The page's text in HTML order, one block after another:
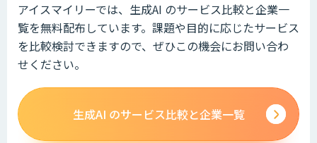
アイスマイリーでは、生成AI のサービス比較と企業一
覧を無料配布しています。課題や目的に応じたサービス
を比較検討できますので、ぜひこの機会にお問い合わ
せください。
生成AI のサービス比較と企業一覧